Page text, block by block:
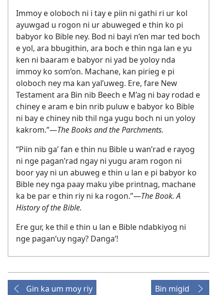
Immoy e oloboch ni i tay e piin ni gathi ri ur kol
ayuwgad u rogon ni ur abuweged e thin ko pi
babyor ko Bible ney. Bod ni bayi n’en mar ted boch
e yol, ara bbugithin, ara boch e thin nga lan e yu
ken ni baaram e babyor ni yad be yoloy nda
immoy ko som’on. Machane, kan pirieg e pi
oloboch ney ma kan yal’uweg. Ere, fare New
Testament ara Bin nib Beech e M’ag ni bay rodad e
chiney e aram e bin nrib puluw e babyor ko Bible
ni bay e chiney nib thil nga yugu boch ni un yoloy
kakrom.”​—The Books and the Parchments.
“Piin nib ga’ fan e thin nu Bible u wan’rad e rayog
ni nge pagan’rad ngay ni yugu aram rogon ni
boor yay ni un abuweg e thin u lan e pi babyor ko
Bible ney nga paay maku yibe printnag, machane
ka be par e thin riy ni ka rogon.”​—The Book. A
History of the Bible.
Ere gur, ke thil e thin u lan e Bible ndabkiyog ni
nge pagan’uy ngay? Danga’!
Gin ka um moy riy Bin migid